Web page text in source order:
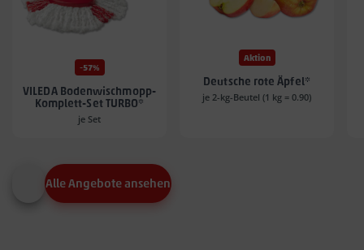
-57%
VILEDA Bodenwischmopp-
Komplett-Set TURBO*
je Set
Aktion
Deutsche rote Äpfel*
je 2-kg-Beutel (1 kg = 0.90)
Alle Angebote ansehen